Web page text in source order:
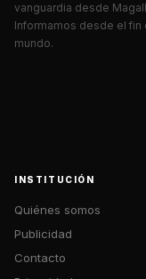
vanguardia desde
Informamos desde el fin
mundo.
INSTITUCIÓN
Quiénes somos
Publicidad
Contacto